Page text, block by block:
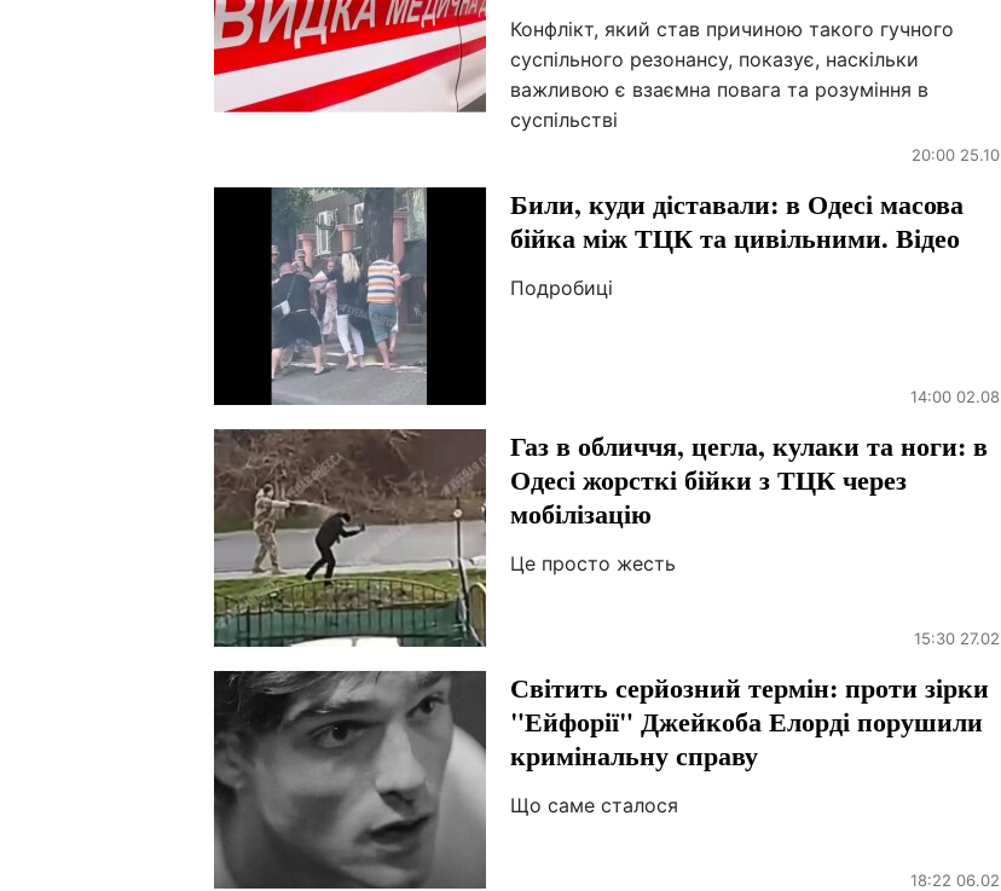
Конфлікт, який став причиною такого гучного
суспільного резонансу, показує, наскільки
важливою є взаємна повага та розуміння в
суспільстві
20:00 25.10
Били, куди діставали: в Одесі масова
бійка між ТЦК та цивільними. Відео
Подробиці
14:00 02.08
Газ в обличчя, цегла, кулаки та ноги: в
Одесі жорсткі бійки з ТЦК через
мобілізацію
Це просто жесть
15:30 27.02
Світить серйозний термін: проти зірки
"Ейфорії" Джейкоба Елорді порушили
кримінальну справу
Що саме сталося
18:22 06.02